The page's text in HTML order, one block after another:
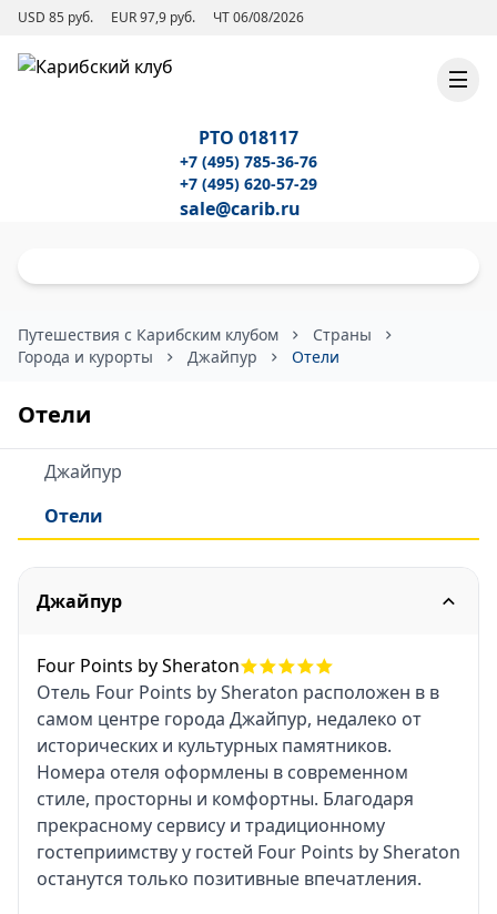
USD 85 руб. EUR 97,9 руб. ЧТ 06/08/2026
РТО 018117
+7 (495) 785-36-76
+7 (495) 620-57-29
sale@carib.ru
Путешествия с Карибским клубом
Страны
Города и курорты
Джайпур Отели
Отели
Джайпур
Отели
Джайпур
Four Points by Sheraton
Отель Four Points by Sheraton расположен в в
самом центре города Джайпур, недалеко от
исторических и культурных памятников.
Номера отеля оформлены в современном
стиле, просторны и комфортны. Благодаря
прекрасному сервису и традиционному
гостеприимству у гостей Four Points by Sheraton
останутся только позитивные впечатления.